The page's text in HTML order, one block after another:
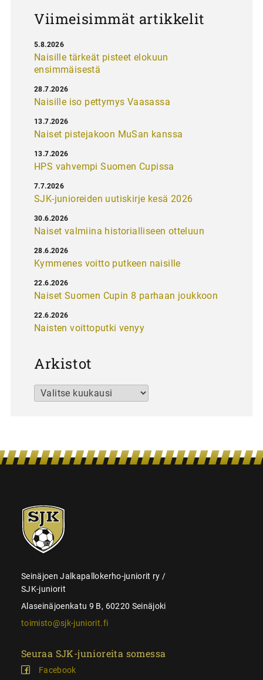
Viimeisimmät artikkelit
Naisille tärkeät pisteet elokuun
ensimmäisestä
5.8.2026
Naisille iso pettymys Vaasassa
28.7.2026
Naiset pistejakoon MuSan kanssa
13.7.2026
HPS vahvempi Suomen Cupissa
13.7.2026
SJK-junioreiden uutiskirje kesä 2026
7.7.2026
Naiset valmiina historialliseen otteluun
30.6.2026
Kymmenes voitto putkeen naisille
28.6.2026
Naiset Suomen Cupin 8 parhaan joukkoon
22.6.2026
Naisten voittoputki venyy
22.6.2026
Arkistot
Arkistot
SJK-
juniorit
Seinäjoen Jalkapallokerho-juniorit ry /
SJK-juniorit
Alaseinäjoenkatu 9 B, 60220 Seinäjoki
toimisto@sjk-juniorit.fi
Seuraa SJK-junioreita somessa
Facebook